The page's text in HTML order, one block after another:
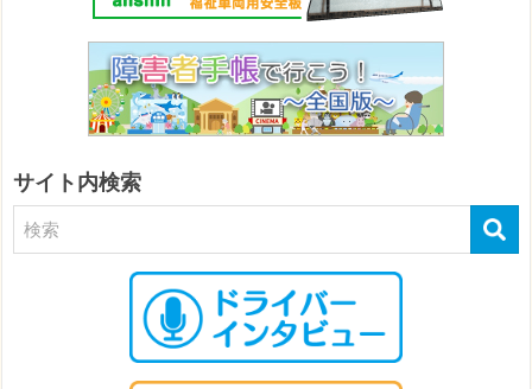
サイト内検索